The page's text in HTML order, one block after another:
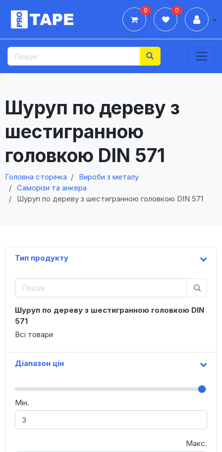
0 0
Шуруп по дереву з
шестигранною
головкою DIN 571
Головна сторінка
Вироби з металу
Саморізи та анкера
Шуруп по дереву з шестигранною головкою DIN 571
Тип продукту
Шуруп по дереву з шестигранною головкою DIN
571
Всі товари
Діапазон цін
Мін.
Макс.